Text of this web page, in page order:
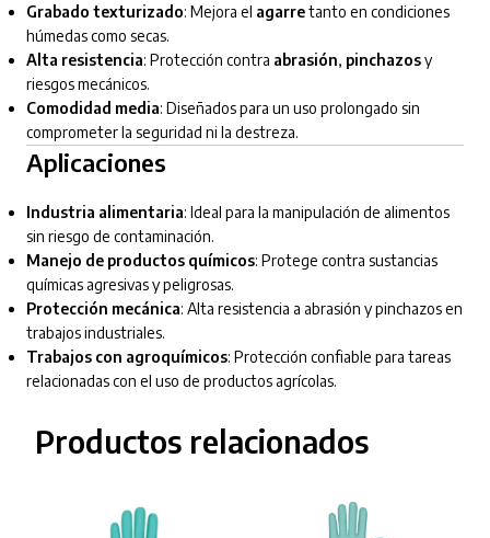
Grabado texturizado: Mejora el agarretanto en condiciones
húmedas como secas.
Alta resistencia: Protección contra abrasión, pinchazosy
riesgos mecánicos.
Comodidad media: Diseñados para un uso prolongado sin
comprometer la seguridad ni la destreza.
Aplicaciones
Industria alimentaria: Ideal para la manipulación de alimentos
sin riesgo de contaminación.
Manejo de productos químicos: Protege contra sustancias
químicas agresivas y peligrosas.
Protección mecánica: Alta resistencia a abrasión y pinchazos en
trabajos industriales.
Trabajos con agroquímicos: Protección confiable para tareas
relacionadas con el uso de productos agrícolas.
Productos relacionados